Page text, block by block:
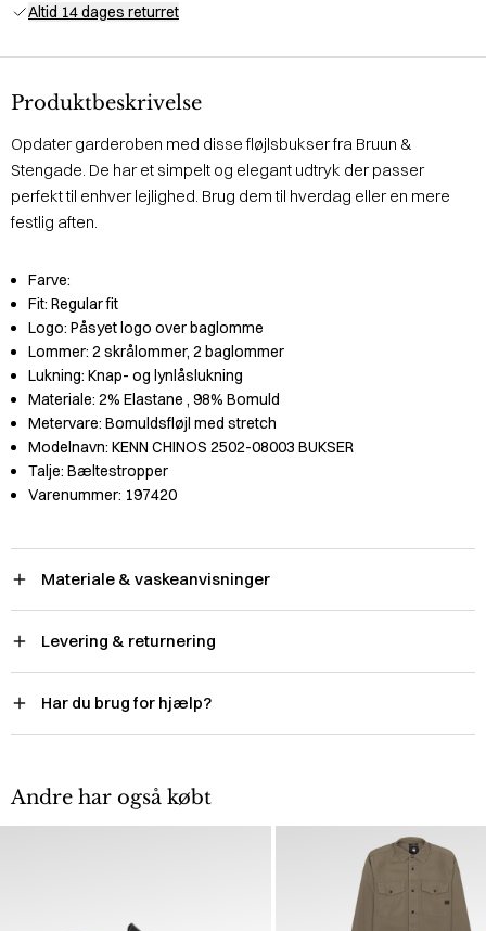
Altid 14 dages returret
Produktbeskrivelse
Opdater garderoben med disse fløjlsbukser fra Bruun &
Stengade. De har et simpelt og elegant udtryk der passer
perfekt til enhver lejlighed. Brug dem til hverdag eller en mere
festlig aften.
Farve:
Fit: Regular fit
Logo: Påsyet logo over baglomme
Lommer: 2 skrålommer, 2 baglommer
Lukning: Knap- og lynlåslukning
Materiale: 2% Elastane , 98% Bomuld
Metervare: Bomuldsfløjl med stretch
Modelnavn: KENN CHINOS 2502-08003 BUKSER
Talje: Bæltestropper
Varenummer: 197420
Materiale & vaskeanvisninger
Levering & returnering
Har du brug for hjælp?
Andre har også købt